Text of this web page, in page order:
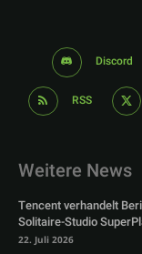
Discord
RSS
Weitere News
Tencent verhandelt
Solitaire-Studio
22. Juli 2026